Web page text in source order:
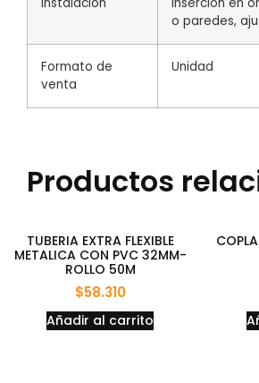
o paredes,
Formato de
venta
Unidad
Productos
TUBERIA EXTRA FLEXIBLE
METALICA CON PVC 32MM-
ROLLO 50M
$58.310
Añadir al carrito